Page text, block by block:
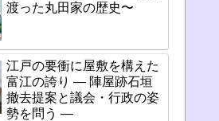
渡った丸田家の歴史〜
江戸の要衝に屋敷を構えた
富江の誇り ― 陣屋跡石垣
撤去提案と議会・行政の姿
勢を問う ―